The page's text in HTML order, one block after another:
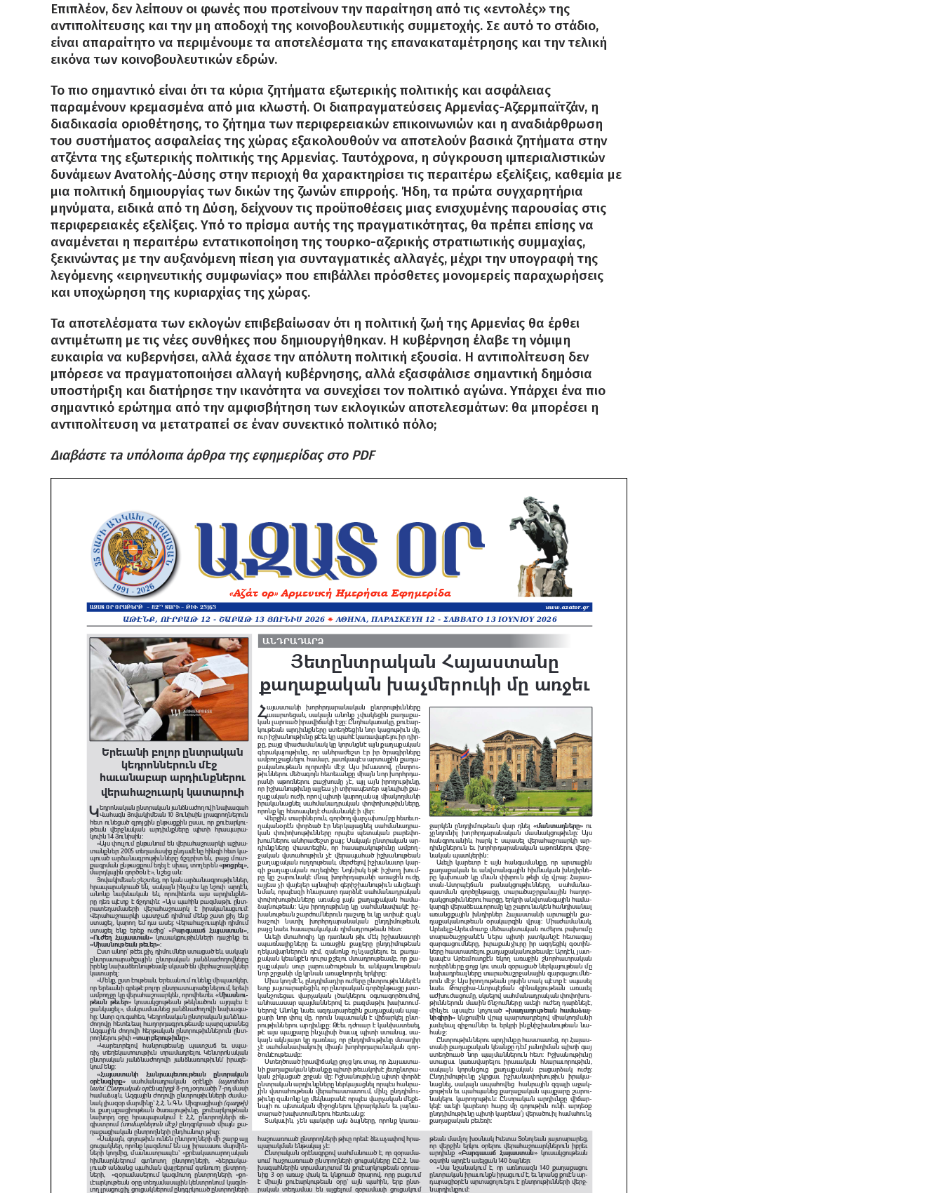
Επιπλέον, δεν λείπουν οι φωνές που προτείνουν την παραίτηση από τις «εντολές» της
αντιπολίτευσης και την μη αποδοχή της κοινοβουλευτικής συμμετοχής. Σε αυτό το στάδιο,
είναι απαραίτητο να περιμένουμε τα αποτελέσματα της επανακαταμέτρησης και την τελική
εικόνα των κοινοβουλευτικών εδρών.
Το πιο σημαντικό είναι ότι τα κύρια ζητήματα εξωτερικής πολιτικής και ασφάλειας
παραμένουν κρεμασμένα από μια κλωστή. Οι διαπραγματεύσεις Αρμενίας-Αζερμπαϊτζάν, η
διαδικασία οριοθέτησης, το ζήτημα των περιφερειακών επικοινωνιών και η αναδιάρθρωση
του συστήματος ασφαλείας της χώρας εξακολουθούν να αποτελούν βασικά ζητήματα στην
ατζέντα της εξωτερικής πολιτικής της Αρμενίας. Ταυτόχρονα, η σύγκρουση ιμπεριαλιστικών
δυνάμεων Ανατολής-Δύσης στην περιοχή θα χαρακτηρίσει τις περαιτέρω εξελίξεις, καθεμία με
μια πολιτική δημιουργίας των δικών της ζωνών επιρροής. Ήδη, τα πρώτα συγχαρητήρια
μηνύματα, ειδικά από τη Δύση, δείχνουν τις προϋποθέσεις μιας ενισχυμένης παρουσίας στις
περιφερειακές εξελίξεις. Υπό το πρίσμα αυτής της πραγματικότητας, θα πρέπει επίσης να
αναμένεται η περαιτέρω εντατικοποίηση της τουρκο-αζερικής στρατιωτικής συμμαχίας,
ξεκινώντας με την αυξανόμενη πίεση για συνταγματικές αλλαγές, μέχρι την υπογραφή της
λεγόμενης «ειρηνευτικής συμφωνίας» που επιβάλλει πρόσθετες μονομερείς παραχωρήσεις
και υποχώρηση της κυριαρχίας της χώρας.
Τα αποτελέσματα των εκλογών επιβεβαίωσαν ότι η πολιτική ζωή της Αρμενίας θα έρθει
αντιμέτωπη με τις νέες συνθήκες που δημιουργήθηκαν. Η κυβέρνηση έλαβε τη νόμιμη
ευκαιρία να κυβερνήσει, αλλά έχασε την απόλυτη πολιτική εξουσία. Η αντιπολίτευση δεν
μπόρεσε να πραγματοποιήσει αλλαγή κυβέρνησης, αλλά εξασφάλισε σημαντική δημόσια
υποστήριξη και διατήρησε την ικανότητα να συνεχίσει τον πολιτικό αγώνα. Υπάρχει ένα πιο
σημαντικό ερώτημα από την αμφισβήτηση των εκλογικών αποτελεσμάτων: θα μπορέσει η
αντιπολίτευση να μετατραπεί σε έναν συνεκτικό πολιτικό πόλο;
Διαβάστε τa υπόλοιπα άρθρα της εφημερίδας στο PDF